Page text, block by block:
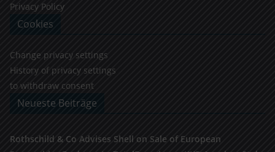
Privacy Policy
Cookies
Change privacy settings
History of privacy settings
to withdraw consent
Neueste Beiträge
Rothschild & Co Advises Shell on Sale of European